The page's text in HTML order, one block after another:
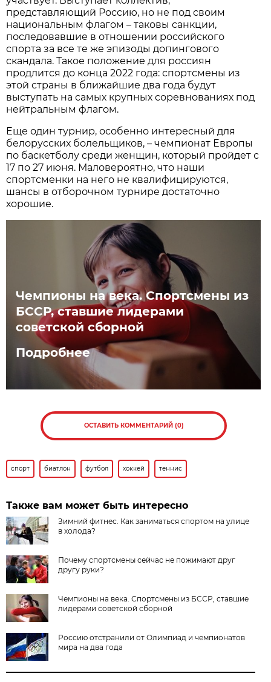
представляющий Россию, но не под своим
национальным флагом – таковы санкции,
последовавшие в отношении российского
спорта за все те же эпизоды допингового
скандала. Такое положение для россиян
продлится до конца 2022 года: спортсмены из
этой страны в ближайшие два года будут
выступать на самых крупных соревнованиях под
нейтральным флагом.
Еще один турнир, особенно интересный для
белорусских болельщиков, – чемпионат Европы
по баскетболу среди женщин, который пройдет с
17 по 27 июня. Маловероятно, что наши
спортсменки на него не квалифицируются,
шансы в отборочном турнире достаточно
хорошие.
Чемпионы на века. Спортсмены из
БССР, ставшие лидерами
советской сборной
Подробнее
ОСТАВИТЬ КОММЕНТАРИЙ (0)
спорт биатлон футбол хоккей теннис
Также вам может быть интересно
Зимний фитнес. Как заниматься спортом на улице
в холода?
Почему спортсмены сейчас не пожимают друг
другу руки?
Чемпионы на века. Спортсмены из БССР, ставшие
лидерами советской сборной
Россию отстранили от Олимпиад и чемпионатов
мира на два года